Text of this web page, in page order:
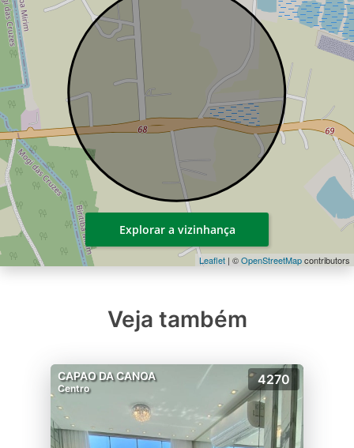
Leaflet | ©OpenStreetMapcontributors
Explorar a vizinhança
Veja também
CAPAO DA CANOA
Centro
4270